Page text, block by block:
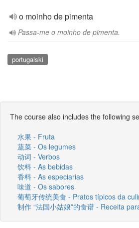
o moinho de pimenta
Passa-me o moinho de pimenta.
portugalski
The course also includes the following
水果 - Fruta
蔬菜 - Os legumes
动词 - Verbos
饮料 - As bebidas
香料 - As especiarias
味道 - Os sabores
葡萄牙传统美食 - Pratos típicos da
制作 “法国小姑娘”的食谱 - Receita